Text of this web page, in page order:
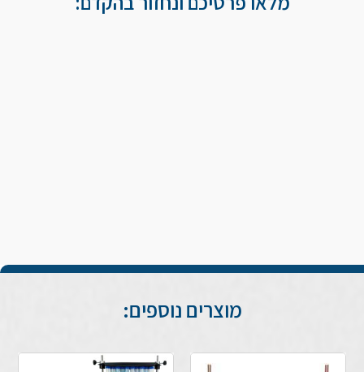
מוצרים נוספים: